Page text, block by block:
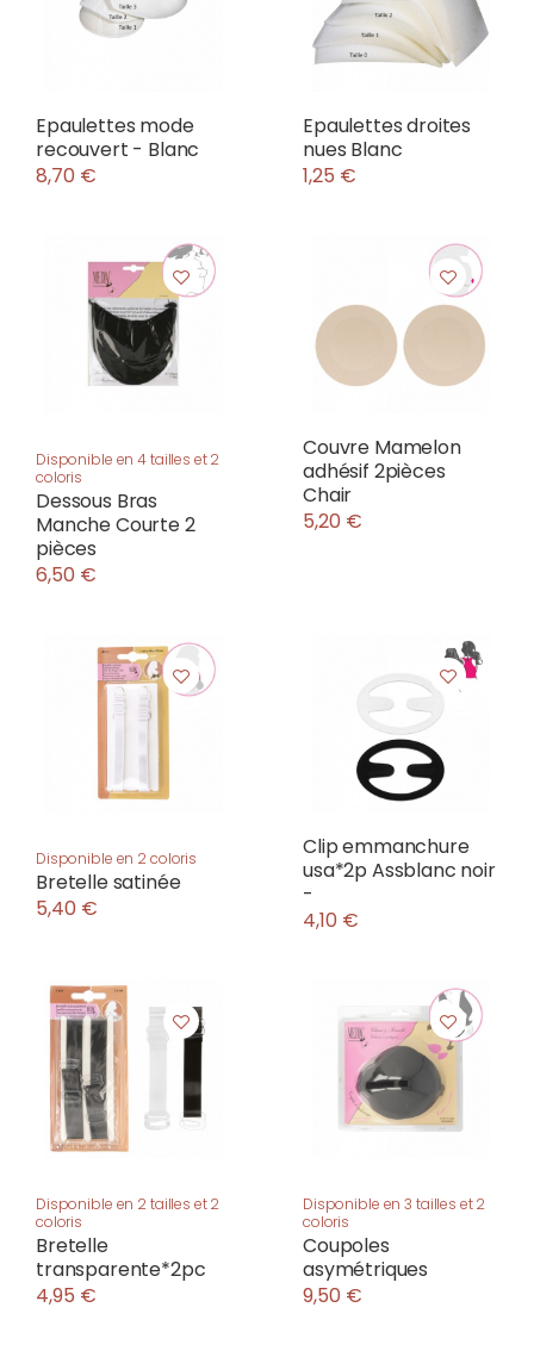
Epaulettes mode
recouvert - Blanc
8,70 €
Epaulettes droites
nues Blanc
1,25 €
Disponible en 4 tailles et 2
coloris
Dessous Bras
Manche Courte 2
pièces
6,50 €
Couvre Mamelon
adhésif 2pièces
Chair
5,20 €
Disponible en 2 coloris
Bretelle satinée
5,40 €
Clip emmanchure
usa*2p Assblanc noir
-
4,10 €
Disponible en 2 tailles et 2
coloris
Bretelle
transparente*2pc
4,95 €
Disponible en 3 tailles et 2
coloris
Coupoles
asymétriques
9,50 €